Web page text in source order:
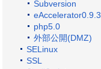
Subversion
eAccelerator0.9.3
php5.0
外部公開(DMZ)
SELinux
SSL